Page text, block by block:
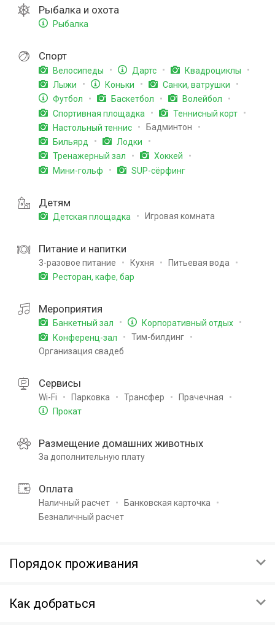
Рыбалка и охота
Рыбалка
Спорт
Велосипеды Дартс
Квадроциклы
Лыжи
Коньки
Санки, ватрушки
Футбол
Баскетбол
Волейбол
Спортивная площадка
Теннисный корт
Настольный теннис
Бадминтон
Бильярд
Лодки
Тренажерный зал
Хоккей
Мини-гольф
SUP-сёрфинг
Детям
Детская площадка Игровая комната
Питание и напитки
3-разовое питание Кухня
Питьевая вода
Ресторан, кафе, бар
Мероприятия
Банкетный зал
Корпоративный отдых
Конференц-зал
Тим-билдинг
Организация свадеб
Сервисы
Wi-Fi Парковка Трансфер
Прачечная
Прокат
Размещение домашних животных
За дополнительную плату
Оплата
Наличный расчет
Банковская карточка
Безналичный расчет
Порядок проживания
17:00
Как добраться